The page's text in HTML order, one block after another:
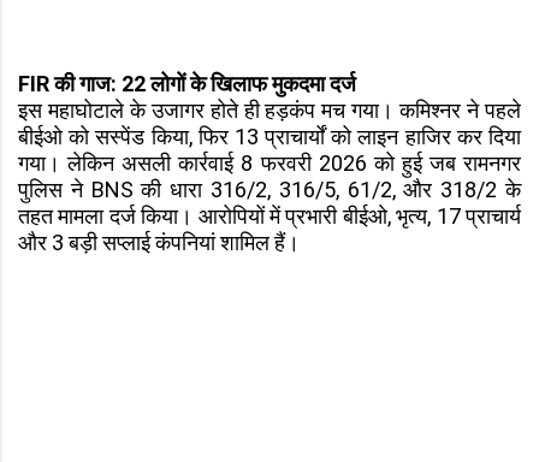
FIR की गाज: 22 लोगों के खिलाफ मुकदमा दर्ज
इस महाघोटाले के उजागर होते ही हड़कंप मच गया। कमिश्नर ने पहले
बीईओ को सस्पेंड किया, फिर 13 प्राचार्यों को लाइन हाजिर कर दिया
गया। लेकिन असली कार्रवाई 8 फरवरी 2026 को हुई जब रामनगर
पुलिस ने BNS की धारा 316/2, 316/5, 61/2, और 318/2 के
तहत मामला दर्ज किया। आरोपियों में प्रभारी बीईओ, भृत्य, 17 प्राचार्य
और 3 बड़ी सप्लाई कंपनियां शामिल हैं।